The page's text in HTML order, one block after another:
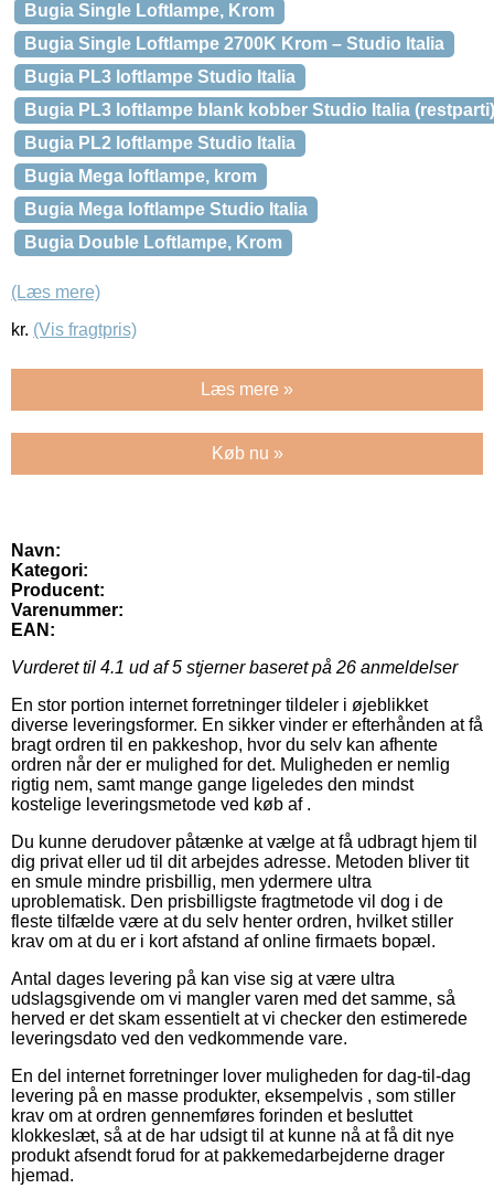
Bugia Single Loftlampe, Krom
Bugia Single Loftlampe 2700K Krom – Studio Italia
Bugia PL3 loftlampe Studio Italia
Bugia PL3 loftlampe blank kobber Studio Italia (restparti)
Bugia PL2 loftlampe Studio Italia
Bugia Mega loftlampe, krom
Bugia Mega loftlampe Studio Italia
Bugia Double Loftlampe, Krom
(Læs mere)
kr. (Vis fragtpris)
Læs mere »
Køb nu »
Navn:
Kategori:
Producent:
Varenummer:
EAN:
Vurderet til 4.1 ud af 5 stjerner baseret på 26 anmeldelser
En stor portion internet forretninger tildeler i øjeblikket
diverse leveringsformer. En sikker vinder er efterhånden at få
bragt ordren til en pakkeshop, hvor du selv kan afhente
ordren når der er mulighed for det. Muligheden er nemlig
rigtig nem, samt mange gange ligeledes den mindst
kostelige leveringsmetode ved køb af .
Du kunne derudover påtænke at vælge at få udbragt hjem til
dig privat eller ud til dit arbejdes adresse. Metoden bliver tit
en smule mindre prisbillig, men ydermere ultra
uproblematisk. Den prisbilligste fragtmetode vil dog i de
fleste tilfælde være at du selv henter ordren, hvilket stiller
krav om at du er i kort afstand af online firmaets bopæl.
Antal dages levering på kan vise sig at være ultra
udslagsgivende om vi mangler varen med det samme, så
herved er det skam essentielt at vi checker den estimerede
leveringsdato ved den vedkommende vare.
En del internet forretninger lover muligheden for dag-til-dag
levering på en masse produkter, eksempelvis , som stiller
krav om at ordren gennemføres forinden et besluttet
klokkeslæt, så at de har udsigt til at kunne nå at få dit nye
produkt afsendt forud for at pakkemedarbejderne drager
hjemad.